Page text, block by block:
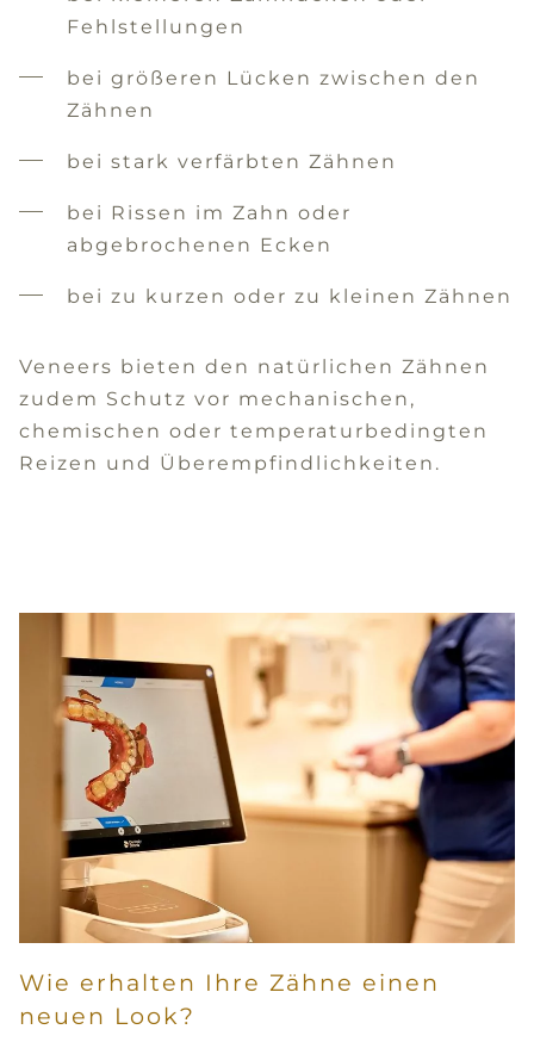
Fehlstellungen
bei größeren Lücken zwischen den
Zähnen
bei stark verfärbten Zähnen
bei Rissen im Zahn oder
abgebrochenen Ecken
bei zu kurzen oder zu kleinen Zähnen
Veneers bieten den natürlichen Zähnen
zudem Schutz vor mechanischen,
chemischen oder temperaturbedingten
Reizen und Überempfindlichkeiten.
Wie erhalten Ihre Zähne einen
neuen Look?